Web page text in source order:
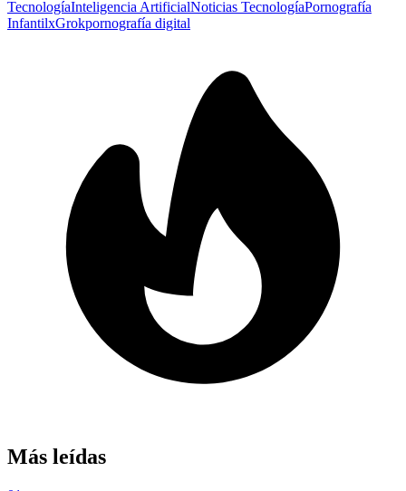
TecnologíaInteligencia ArtificialNoticias TecnologíaPornografía
InfantilxGrokpornografía digital
Más leídas